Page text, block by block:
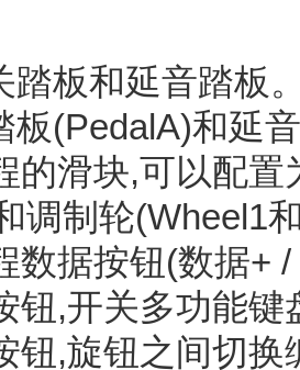
板和延音踏板
板(PedalA)和延
滑块,可以配置
调制轮(Wheel1
据按钮(数据+
,开关多功能键
,旋钮之间切换